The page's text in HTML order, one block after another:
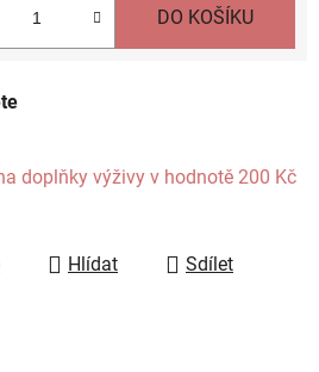
DO KOŠÍKU
doplňky výživy v hodnotě 200 Kč
Hlídat Sdílet